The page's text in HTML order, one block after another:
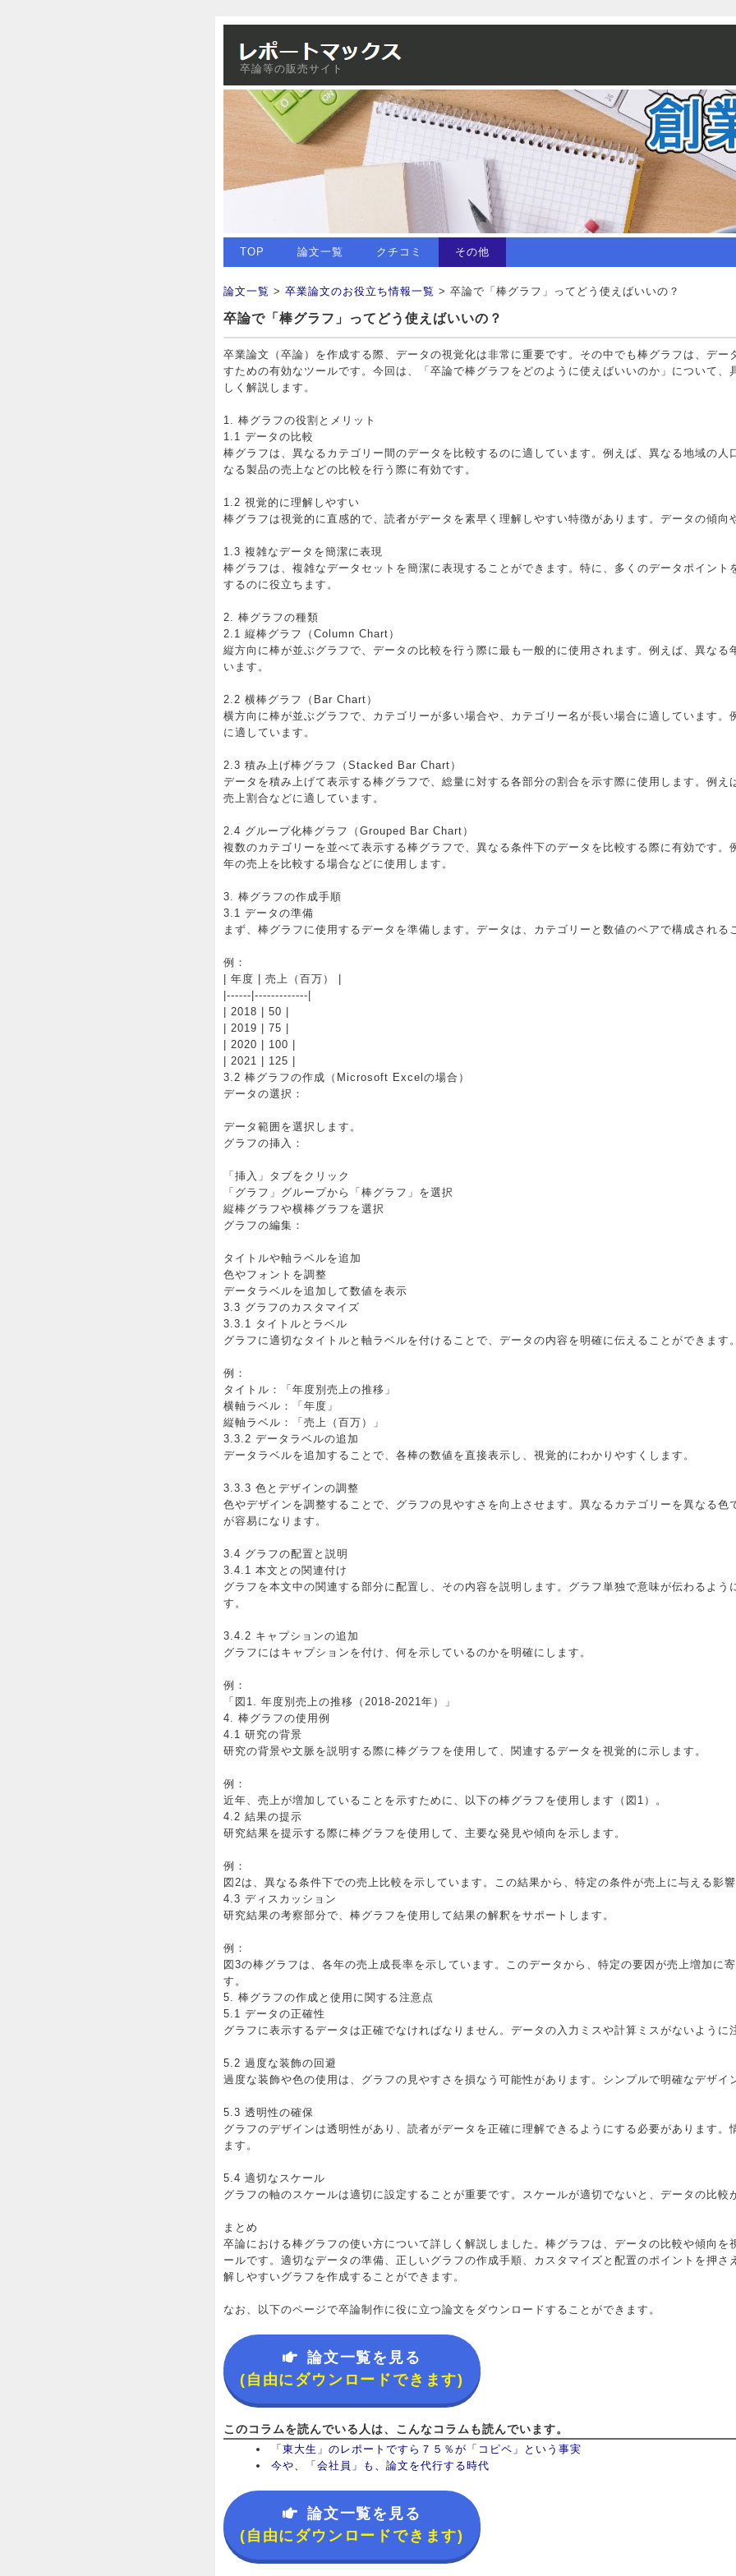
卒論等の販売サイト
TOP 論文一覧 クチコミ その他
論文一覧 > 卒業論文のお役立ち情報一覧 > 卒論で「棒グラフ」ってどう使えばいいの？
卒論で「棒グラフ」ってどう使えばいいの？
卒業論文（卒論）を作成する際、データの視覚化は非常に重要です。その中でも棒グラフは、デー
すための有効なツールです。今回は、「卒論で棒グラフをどのように使えばいいのか」について、
しく解説します。
1. 棒グラフの役割とメリット
1.1 データの比較
棒グラフは、異なるカテゴリー間のデータを比較するのに適しています。例えば、異なる地域の人
なる製品の売上などの比較を行う際に有効です。
1.2 視覚的に理解しやすい
棒グラフは視覚的に直感的で、読者がデータを素早く理解しやすい特徴があります。データの傾向
1.3 複雑なデータを簡潔に表現
棒グラフは、複雑なデータセットを簡潔に表現することができます。特に、多くのデータポイント
するのに役立ちます。
2. 棒グラフの種類
2.1 縦棒グラフ（Column Chart）
縦方向に棒が並ぶグラフで、データの比較を行う際に最も一般的に使用されます。例えば、異なる
います。
2.2 横棒グラフ（Bar Chart）
横方向に棒が並ぶグラフで、カテゴリーが多い場合や、カテゴリー名が長い場合に適しています。
に適しています。
2.3 積み上げ棒グラフ（Stacked Bar Chart）
データを積み上げて表示する棒グラフで、総量に対する各部分の割合を示す際に使用します。例え
売上割合などに適しています。
2.4 グループ化棒グラフ（Grouped Bar Chart）
複数のカテゴリーを並べて表示する棒グラフで、異なる条件下のデータを比較する際に有効です。
年の売上を比較する場合などに使用します。
3. 棒グラフの作成手順
3.1 データの準備
まず、棒グラフに使用するデータを準備します。データは、カテゴリーと数値のペアで構成される
例：
| 年度 | 売上（百万） |
|------|-------------|
| 2018 | 50 |
| 2019 | 75 |
| 2020 | 100 |
| 2021 | 125 |
3.2 棒グラフの作成（Microsoft Excelの場合）
データの選択：
データ範囲を選択します。
グラフの挿入：
「挿入」タブをクリック
「グラフ」グループから「棒グラフ」を選択
縦棒グラフや横棒グラフを選択
グラフの編集：
タイトルや軸ラベルを追加
色やフォントを調整
データラベルを追加して数値を表示
3.3 グラフのカスタマイズ
3.3.1 タイトルとラベル
グラフに適切なタイトルと軸ラベルを付けることで、データの内容を明確に伝えることができます
例：
タイトル：「年度別売上の推移」
横軸ラベル：「年度」
縦軸ラベル：「売上（百万）」
3.3.2 データラベルの追加
データラベルを追加することで、各棒の数値を直接表示し、視覚的にわかりやすくします。
3.3.3 色とデザインの調整
色やデザインを調整することで、グラフの見やすさを向上させます。異なるカテゴリーを異なる色
が容易になります。
3.4 グラフの配置と説明
3.4.1 本文との関連付け
グラフを本文中の関連する部分に配置し、その内容を説明します。グラフ単独で意味が伝わるよう
す。
3.4.2 キャプションの追加
グラフにはキャプションを付け、何を示しているのかを明確にします。
例：
「図1. 年度別売上の推移（2018-2021年）」
4. 棒グラフの使用例
4.1 研究の背景
研究の背景や文脈を説明する際に棒グラフを使用して、関連するデータを視覚的に示します。
例：
近年、売上が増加していることを示すために、以下の棒グラフを使用します（図1）。
4.2 結果の提示
研究結果を提示する際に棒グラフを使用して、主要な発見や傾向を示します。
例：
図2は、異なる条件下での売上比較を示しています。この結果から、特定の条件が売上に与える影
4.3 ディスカッション
研究結果の考察部分で、棒グラフを使用して結果の解釈をサポートします。
例：
図3の棒グラフは、各年の売上成長率を示しています。このデータから、特定の要因が売上増加に
す。
5. 棒グラフの作成と使用に関する注意点
5.1 データの正確性
グラフに表示するデータは正確でなければなりません。データの入力ミスや計算ミスがないように
5.2 過度な装飾の回避
過度な装飾や色の使用は、グラフの見やすさを損なう可能性があります。シンプルで明確なデザイ
5.3 透明性の確保
グラフのデザインは透明性があり、読者がデータを正確に理解できるようにする必要があります。
ます。
5.4 適切なスケール
グラフの軸のスケールは適切に設定することが重要です。スケールが適切でないと、データの比較
まとめ
卒論における棒グラフの使い方について詳しく解説しました。棒グラフは、データの比較や傾向を
ールです。適切なデータの準備、正しいグラフの作成手順、カスタマイズと配置のポイントを押さ
解しやすいグラフを作成することができます。
なお、以下のページで卒論制作に役に立つ論文をダウンロードすることができます。
論文一覧を見る
(自由にダウンロードできます)
このコラムを読んでいる人は、こんなコラムも読んでいます。
「東大生」のレポートですら７５％が「コピペ」という事実
今や、「会社員」も、論文を代行する時代
論文一覧を見る
(自由にダウンロードできます)